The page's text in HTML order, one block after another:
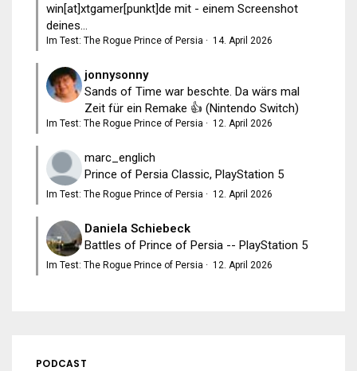
win[at]xtgamer[punkt]de mit - einem Screenshot
deines...
Im Test: The Rogue Prince of Persia · 14. April 2026
jonnysonny
Sands of Time war beschte. Da wärs mal
Zeit für ein Remake 👍 (Nintendo Switch)
Im Test: The Rogue Prince of Persia · 12. April 2026
marc_englich
Prince of Persia Classic, PlayStation 5
Im Test: The Rogue Prince of Persia · 12. April 2026
Daniela Schiebeck
Battles of Prince of Persia -- PlayStation 5
Im Test: The Rogue Prince of Persia · 12. April 2026
PODCAST